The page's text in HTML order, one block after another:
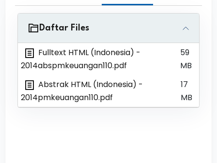
Daftar Files
Fulltext HTML (Indonesia) -
2014abspmkeuangan110.pdf
59
MB
Abstrak HTML (Indonesia) -
2014pmkeuangan110.pdf
17
MB